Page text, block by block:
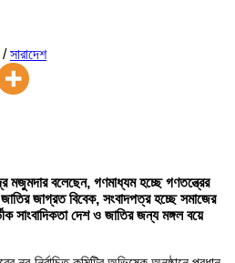
/সারাদেশ
মজুমদার বলেছেন, গণমাধ্যম হচ্ছে গণতন্ত্রের
জাগ্রত বিবেক, সংবাদপত্র হচ্ছে সমাজের
সাংবাদিকতা দেশ ও জাতির জন্য মঙ্গল বয়ে